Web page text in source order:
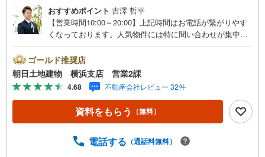
おすすめポイント 吉澤 哲平
【営業時間10:00～20:00】上記時間はお電話が繋がりやす
くなっております。人気物件には特に問い合わせが集中す
る」ボタンよりご予約いただくとご見学がスムーズです。
【コロナウイルス予防対策実施中】・ご入店時の検温とア
ルコール除菌を設置しております。・接客ブースでは、お
席の間隔を通常より広くお取りします。・全営業車に乗降
車時の消毒、除菌シート等を常備しております。・物件見
学用に使い捨てスリッパ・使い捨て手袋をご用意します。
隙間時間でご来店いただけます。・DVDやおもちゃのある
ゴールド推奨店
朝日土地建物 横浜支店 営業2課
4.68 不動産会社レビュー 32件
資料をもらう （無料）
電話する （通話料無料）